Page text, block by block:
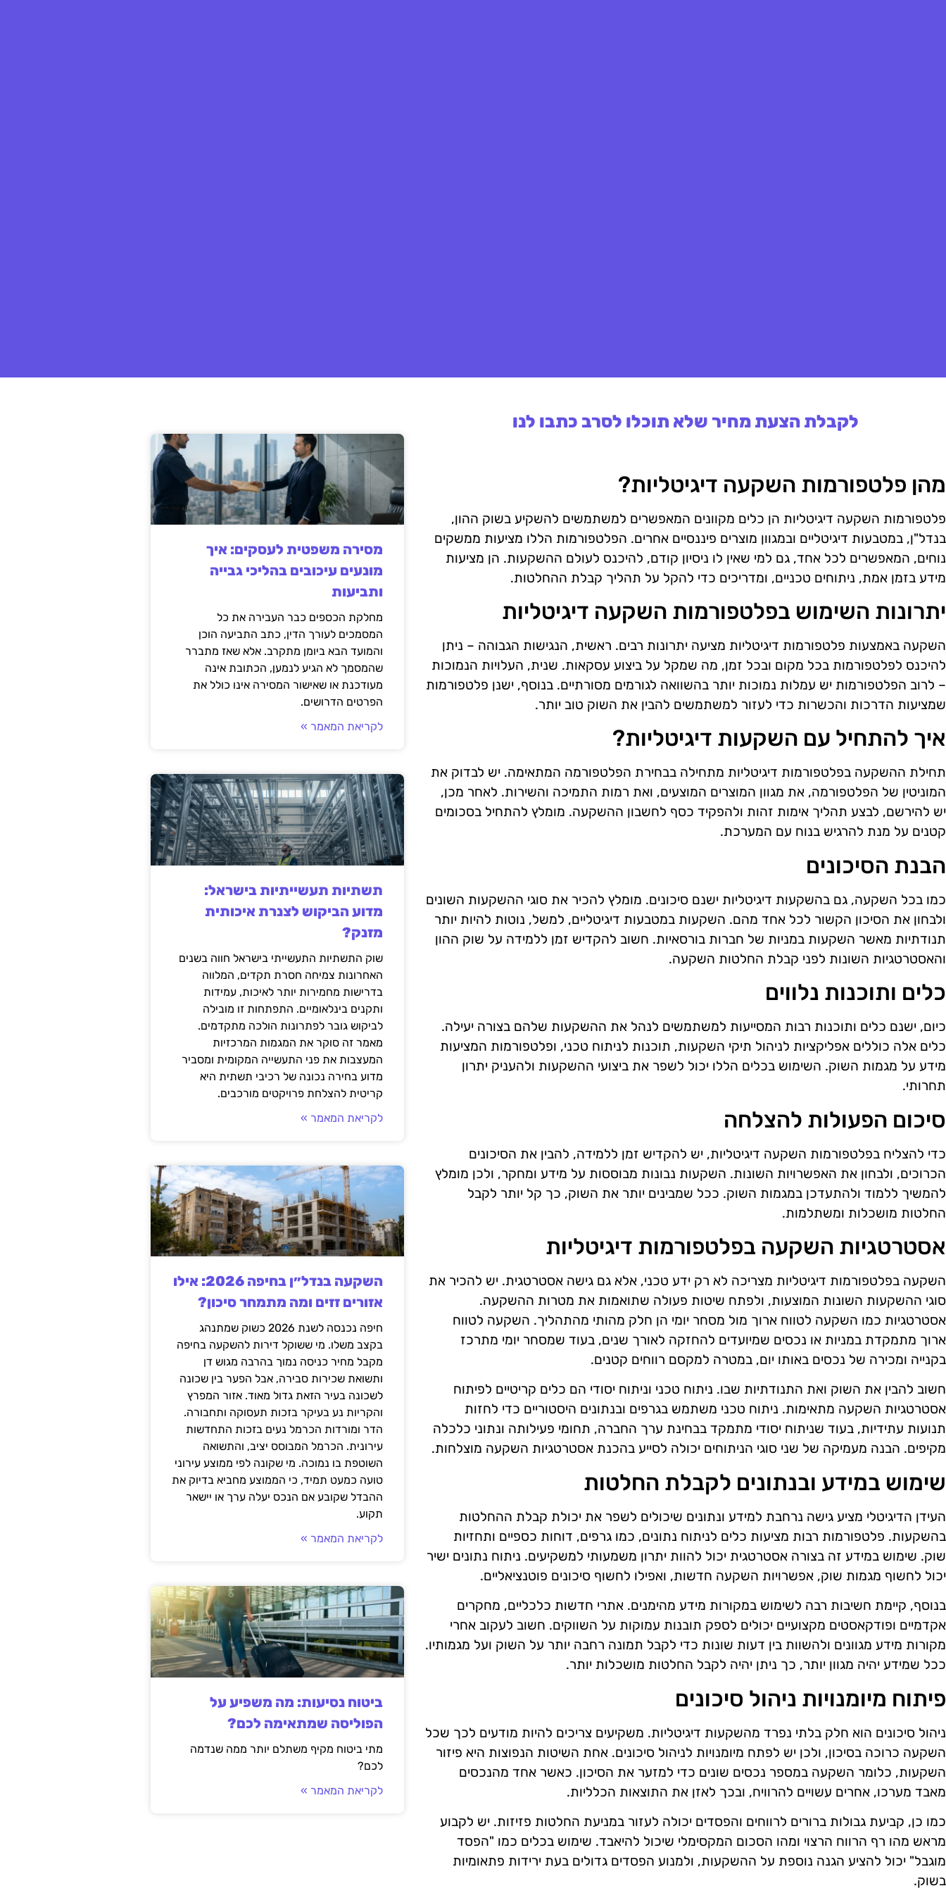
לקבלת הצעת מחיר שלא תוכלו לסרב כתבו לנו
מהן פלטפורמות השקעה דיגיטליות?
פלטפורמות השקעה דיגיטליות הן כלים מקוונים המאפשרים למשתמשים להשקיע בשוק ההון,
בנדל"ן, במטבעות דיגיטליים ובמגוון מוצרים פיננסיים אחרים. הפלטפורמות הללו מציעות ממשקים
נוחים, המאפשרים לכל אחד, גם למי שאין לו ניסיון קודם, להיכנס לעולם ההשקעות. הן מציעות
מידע בזמן אמת, ניתוחים טכניים, ומדריכים כדי להקל על תהליך קבלת ההחלטות.
יתרונות השימוש בפלטפורמות השקעה דיגיטליות
השקעה באמצעות פלטפורמות דיגיטליות מציעה יתרונות רבים. ראשית, הנגישות הגבוהה – ניתן
להיכנס לפלטפורמות בכל מקום ובכל זמן, מה שמקל על ביצוע עסקאות. שנית, העלויות הנמוכות
– לרוב הפלטפורמות יש עמלות נמוכות יותר בהשוואה לגורמים מסורתיים. בנוסף, ישנן פלטפורמות
שמציעות הדרכות והכשרות כדי לעזור למשתמשים להבין את השוק טוב יותר.
איך להתחיל עם השקעות דיגיטליות?
תחילת ההשקעה בפלטפורמות דיגיטליות מתחילה בבחירת הפלטפורמה המתאימה. יש לבדוק את
המוניטין של הפלטפורמה, את מגוון המוצרים המוצעים, ואת רמות התמיכה והשירות. לאחר מכן,
יש להירשם, לבצע תהליך אימות זהות ולהפקיד כסף לחשבון ההשקעה. מומלץ להתחיל בסכומים
קטנים על מנת להרגיש בנוח עם המערכת.
הבנת הסיכונים
כמו בכל השקעה, גם בהשקעות דיגיטליות ישנם סיכונים. מומלץ להכיר את סוגי ההשקעות השונים
ולבחון את הסיכון הקשור לכל אחד מהם. השקעות במטבעות דיגיטליים, למשל, נוטות להיות יותר
תנודתיות מאשר השקעות במניות של חברות בורסאיות. חשוב להקדיש זמן ללמידה על שוק ההון
והאסטרטגיות השונות לפני קבלת החלטות השקעה.
כלים ותוכנות נלווים
כיום, ישנם כלים ותוכנות רבות המסייעות למשתמשים לנהל את ההשקעות שלהם בצורה יעילה.
כלים אלה כוללים אפליקציות לניהול תיקי השקעות, תוכנות לניתוח טכני, ופלטפורמות המציעות
מידע על מגמות השוק. השימוש בכלים הללו יכול לשפר את ביצועי ההשקעות ולהעניק יתרון
תחרותי.
סיכום הפעולות להצלחה
כדי להצליח בפלטפורמות השקעה דיגיטליות, יש להקדיש זמן ללמידה, להבין את הסיכונים
הכרוכים, ולבחון את האפשרויות השונות. השקעות נבונות מבוססות על מידע ומחקר, ולכן מומלץ
להמשיך ללמוד ולהתעדכן במגמות השוק. ככל שמבינים יותר את השוק, כך קל יותר לקבל
החלטות מושכלות ומשתלמות.
אסטרטגיות השקעה בפלטפורמות דיגיטליות
השקעה בפלטפורמות דיגיטליות מצריכה לא רק ידע טכני, אלא גם גישה אסטרטגית. יש להכיר את
סוגי ההשקעות השונות המוצעות, ולפתח שיטות פעולה שתואמות את מטרות ההשקעה.
אסטרטגיות כמו השקעה לטווח ארוך מול מסחר יומי הן חלק מהותי מהתהליך. השקעה לטווח
ארוך מתמקדת במניות או נכסים שמיועדים להחזקה לאורך שנים, בעוד שמסחר יומי מתרכז
בקנייה ומכירה של נכסים באותו יום, במטרה למקסם רווחים קטנים.
חשוב להבין את השוק ואת התנודתיות שבו. ניתוח טכני וניתוח יסודי הם כלים קריטיים לפיתוח
אסטרטגיות השקעה מתאימות. ניתוח טכני משתמש בגרפים ובנתונים היסטוריים כדי לחזות
תנועות עתידיות, בעוד שניתוח יסודי מתמקד בבחינת ערך החברה, תחומי פעילותה ונתוני כלכלה
מקיפים. הבנה מעמיקה של שני סוגי הניתוחים יכולה לסייע בהכנת אסטרטגיות השקעה מוצלחות.
שימוש במידע ובנתונים לקבלת החלטות
העידן הדיגיטלי מציע גישה נרחבת למידע ונתונים שיכולים לשפר את יכולת קבלת ההחלטות
בהשקעות. פלטפורמות רבות מציעות כלים לניתוח נתונים, כמו גרפים, דוחות כספיים ותחזיות
שוק. שימוש במידע זה בצורה אסטרטגית יכול להוות יתרון משמעותי למשקיעים. ניתוח נתונים ישיר
יכול לחשוף מגמות שוק, אפשרויות השקעה חדשות, ואפילו לחשוף סיכונים פוטנציאליים.
בנוסף, קיימת חשיבות רבה לשימוש במקורות מידע מהימנים. אתרי חדשות כלכליים, מחקרים
אקדמיים ופודקאסטים מקצועיים יכולים לספק תובנות עמוקות על השווקים. חשוב לעקוב אחרי
מקורות מידע מגוונים ולהשוות בין דעות שונות כדי לקבל תמונה רחבה יותר על השוק ועל מגמותיו.
ככל שמידע יהיה מגוון יותר, כך ניתן יהיה לקבל החלטות מושכלות יותר.
פיתוח מיומנויות ניהול סיכונים
ניהול סיכונים הוא חלק בלתי נפרד מהשקעות דיגיטליות. משקיעים צריכים להיות מודעים לכך שכל
השקעה כרוכה בסיכון, ולכן יש לפתח מיומנויות לניהול סיכונים. אחת השיטות הנפוצות היא פיזור
השקעות, כלומר השקעה במספר נכסים שונים כדי למזער את הסיכון. כאשר אחד מהנכסים
מאבד מערכו, אחרים עשויים להרוויח, ובכך לאזן את התוצאות הכלליות.
כמו כן, קביעת גבולות ברורים לרווחים והפסדים יכולה לעזור במניעת החלטות פזיזות. יש לקבוע
מראש מהו רף הרווח הרצוי ומהו הסכום המקסימלי שיכול להיאבד. שימוש בכלים כמו "הפסד
מוגבל" יכול להציע הגנה נוספת על ההשקעות, ולמנוע הפסדים גדולים בעת ירידות פתאומיות
בשוק.
מסירה משפטית לעסקים: איך
מונעים עיכובים בהליכי גבייה
ותביעות
מחלקת הכספים כבר העבירה את כל
המסמכים לעורך הדין, כתב התביעה הוכן
והמועד הבא ביומן מתקרב. אלא שאז מתברר
שהמסמך לא הגיע לנמען, הכתובת אינה
מעודכנת או שאישור המסירה אינו כולל את
הפרטים הדרושים.
לקריאת המאמר »
תשתיות תעשייתיות בישראל:
מדוע הביקוש לצנרת איכותית
מזנק?
שוק התשתיות התעשייתי בישראל חווה בשנים
האחרונות צמיחה חסרת תקדים, המלווה
בדרישות מחמירות יותר לאיכות, עמידות
ותקנים בינלאומיים. התפתחות זו מובילה
לביקוש גובר לפתרונות הולכה מתקדמים.
מאמר זה סוקר את המגמות המרכזיות
המעצבות את פני התעשייה המקומית ומסביר
מדוע בחירה נכונה של רכיבי תשתית היא
קריטית להצלחת פרויקטים מורכבים.
לקריאת המאמר »
השקעה בנדל״ן בחיפה 2026: אילו
אזורים זזים ומה מתמחר סיכון?
חיפה נכנסה לשנת 2026 כשוק שמתנהג
בקצב משלו. מי ששוקל דירות להשקעה בחיפה
מקבל מחיר כניסה נמוך בהרבה מגוש דן
ותשואת שכירות סבירה, אבל הפער בין שכונה
לשכונה בעיר הזאת גדול מאוד. אזור המפרץ
והקריות נע בעיקר בזכות תעסוקה ותחבורה.
הדר ומורדות הכרמל נעים בזכות התחדשות
עירונית. הכרמל המבוסס יציב, והתשואה
השוטפת בו נמוכה. מי שקונה לפי ממוצע עירוני
טועה כמעט תמיד, כי הממוצע מחביא בדיוק את
ההבדל שקובע אם הנכס יעלה ערך או יישאר
תקוע.
לקריאת המאמר »
ביטוח נסיעות: מה משפיע על
הפוליסה שמתאימה לכם?
מתי ביטוח מקיף משתלם יותר ממה שנדמה
לכם?
לקריאת המאמר »